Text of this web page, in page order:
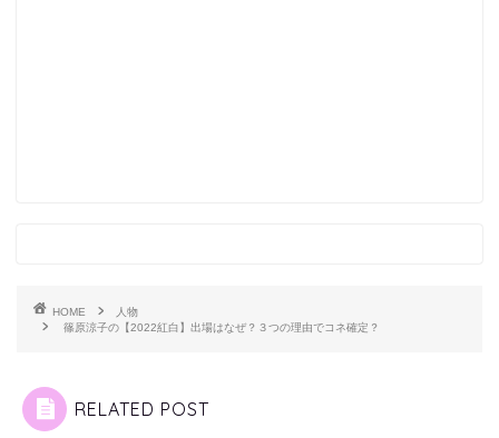
HOME
人物
篠原涼子の【2022紅白】出場はなぜ？３つの理由でコネ確定？
RELATED POST